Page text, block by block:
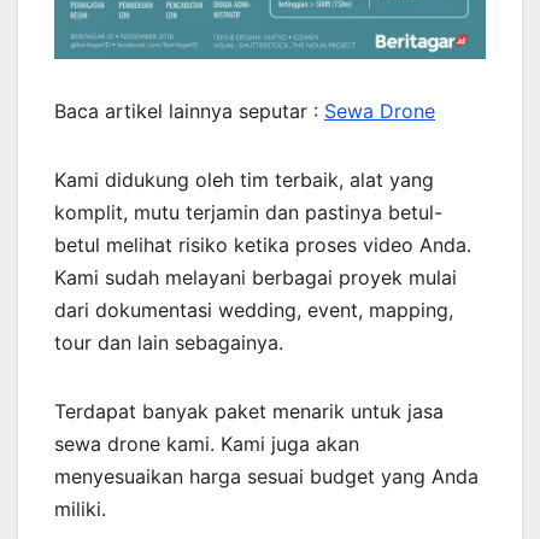
Baca artikel lainnya seputar : Sewa Drone
Kami didukung oleh tim terbaik, alat yang
komplit, mutu terjamin dan pastinya betul-
betul melihat risiko ketika proses video Anda.
Kami sudah melayani berbagai proyek mulai
dari dokumentasi wedding, event, mapping,
tour dan lain sebagainya.
Terdapat banyak paket menarik untuk jasa
sewa drone kami. Kami juga akan
menyesuaikan harga sesuai budget yang Anda
miliki.